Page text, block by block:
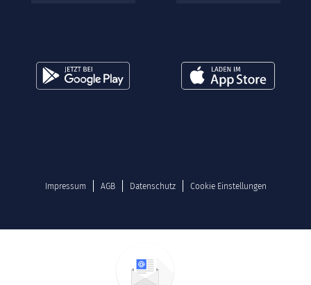
Impressum AGB Datenschutz Cookie Einstellungen